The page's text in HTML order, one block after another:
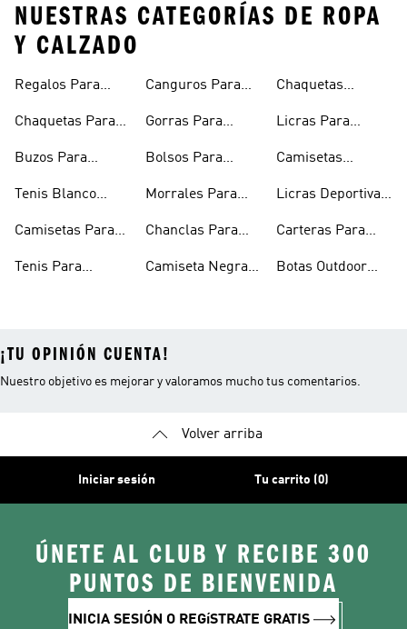
NUESTRAS CATEGORÍAS DE ROPA
Y CALZADO
Regalos Para
Chaquetas Para
Buzos Para
Tenis Blanco
Camisetas Para
Tenis Para
Canguros Para
Gorras Para
Bolsos Para
Morrales Para
Chanclas Para
Camiseta Negra
Chaquetas
Hombre
Licras Para
Camisetas
Hombre
Licras Deportivas
Carteras Para
Botas Outdoor
¡TU OPINIÓN CUENTA!
Nuestro objetivo es mejorar y valoramos mucho tus comentarios.
Volver arriba
Iniciar sesión Tu carrito (0)
ÚNETE AL CLUB Y RECIBE 300
PUNTOS DE BIENVENIDA
INICIA SESIÓN O REGíSTRATE GRATIS